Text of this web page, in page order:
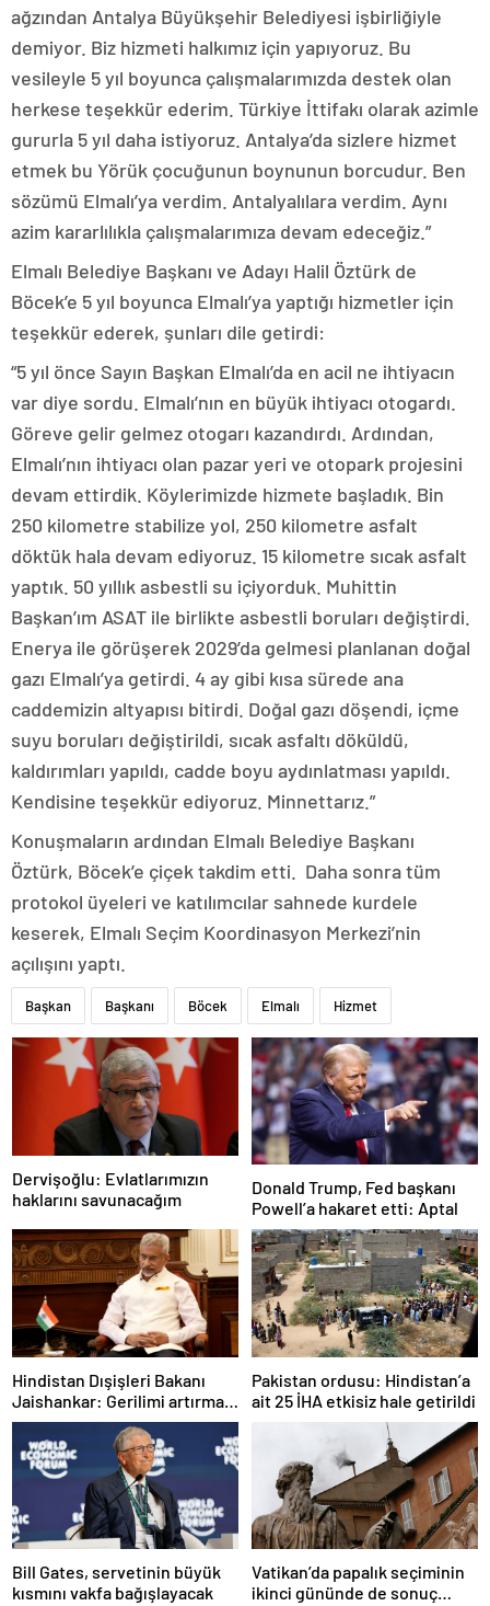
ağzından Antalya Büyükşehir Belediyesi işbirliğiyle
demiyor. Biz hizmeti halkımız için yapıyoruz. Bu
vesileyle 5 yıl boyunca çalışmalarımızda destek olan
herkese teşekkür ederim. Türkiye İttifakı olarak azimle
gururla 5 yıl daha istiyoruz. Antalya’da sizlere hizmet
etmek bu Yörük çocuğunun boynunun borcudur. Ben
sözümü Elmalı’ya verdim. Antalyalılara verdim. Aynı
azim kararlılıkla çalışmalarımıza devam edeceğiz.”
Elmalı Belediye Başkanı ve Adayı Halil Öztürk de
Böcek’e 5 yıl boyunca Elmalı’ya yaptığı hizmetler için
teşekkür ederek, şunları dile getirdi:
“5 yıl önce Sayın Başkan Elmalı’da en acil ne ihtiyacın
var diye sordu. Elmalı’nın en büyük ihtiyacı otogardı.
Göreve gelir gelmez otogarı kazandırdı. Ardından,
Elmalı’nın ihtiyacı olan pazar yeri ve otopark projesini
devam ettirdik. Köylerimizde hizmete başladık. Bin
250 kilometre stabilize yol, 250 kilometre asfalt
döktük hala devam ediyoruz. 15 kilometre sıcak asfalt
yaptık. 50 yıllık asbestli su içiyorduk. Muhittin
Başkan’ım ASAT ile birlikte asbestli boruları değiştirdi.
Enerya ile görüşerek 2029’da gelmesi planlanan doğal
gazı Elmalı’ya getirdi. 4 ay gibi kısa sürede ana
caddemizin altyapısı bitirdi. Doğal gazı döşendi, içme
suyu boruları değiştirildi, sıcak asfaltı döküldü,
kaldırımları yapıldı, cadde boyu aydınlatması yapıldı.
Kendisine teşekkür ediyoruz. Minnettarız.”
Konuşmaların ardından Elmalı Belediye Başkanı
Öztürk, Böcek’e çiçek takdim etti. Daha sonra tüm
protokol üyeleri ve katılımcılar sahnede kurdele
keserek, Elmalı Seçim Koordinasyon Merkezi’nin
açılışını yaptı.
Başkan Başkanı Böcek Elmalı Hizmet
Dervişoğlu: Evlatlarımızın
haklarını savunacağım
Donald Trump, Fed başkanı
Powell’a hakaret etti: Aptal
Hindistan Dışişleri Bakanı
Jaishankar: Gerilimi artırmak
gibi bir niyetimiz yok
Pakistan ordusu: Hindistan’a
ait 25 İHA etkisiz hale getirildi
Bill Gates, servetinin büyük
kısmını vakfa bağışlayacak
Vatikan’da papalık seçiminin
ikinci gününde de sonuç